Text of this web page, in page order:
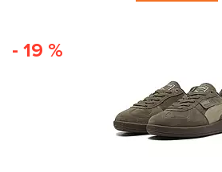
- 19 %